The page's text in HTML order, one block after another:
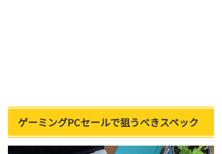
ゲーミングPCセールで狙うべきスペック